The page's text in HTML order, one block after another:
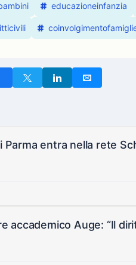
educazioneinfanzia
Parma entra nella rete
accademico Auge: “Il